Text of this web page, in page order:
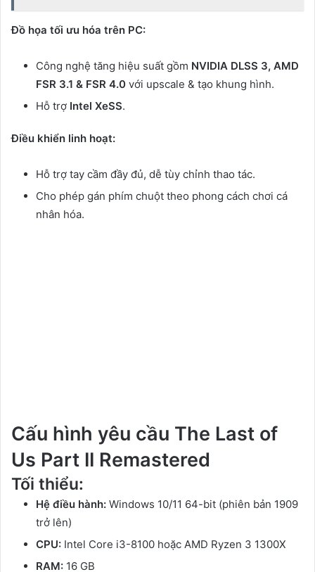
Đồ họa tối ưu hóa trên PC:
Công nghệ tăng hiệu suất gồm NVIDIA DLSS 3, AMD
FSR 3.1 & FSR 4.0 với upscale & tạo khung hình.
Hỗ trợ Intel XeSS.
Điều khiển linh hoạt:
Hỗ trợ tay cầm đầy đủ, dễ tùy chỉnh thao tác.
Cho phép gán phím chuột theo phong cách chơi cá
nhân hóa.
Cấu hình yêu cầu The Last of
Us Part II Remastered
Tối thiểu:
Hệ điều hành: Windows 10/11 64-bit (phiên bản 1909
trở lên)
CPU: Intel Core i3-8100 hoặc AMD Ryzen 3 1300X
RAM: 16 GB